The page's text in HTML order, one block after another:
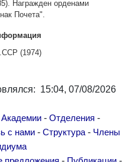
Награжден орденами
Почета".
(1974)
15:04, 07/08/2026
- Отделения -
с нами- Структура- Члены